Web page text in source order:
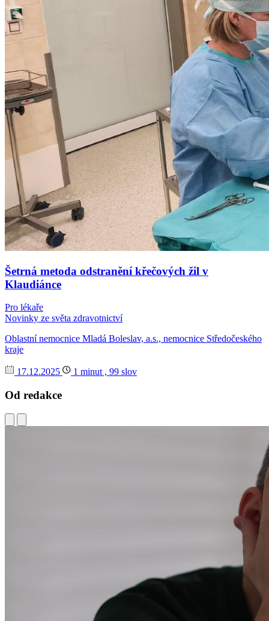
Šetrná metoda odstranění křečových žil v
Klaudiánce
Pro lékaře
Novinky ze světa zdravotnictví
Oblastní nemocnice Mladá Boleslav, a.s., nemocnice Středočeského
kraje
17.12.2025 1 minut , 99 slov
Od redakce